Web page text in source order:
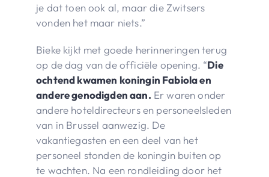
je dat toen ook al, maar die Zwitsers
vonden het maar niets.”
Bieke kijkt met goede herinneringen terug
op de dag van de officiële opening. “Die
ochtend kwamen koningin Fabiola en
andere genodigden aan. Er waren onder
andere hoteldirecteurs en personeelsleden
van in Brussel aanwezig. De
vakantiegasten en een deel van het
personeel stonden de koningin buiten op
te wachten. Na een rondleiding door het